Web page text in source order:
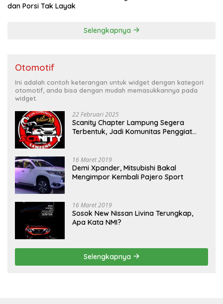
dan Porsi Tak Layak
Selengkapnya
Otomotif
Ini adalah contoh keterangan untuk widget dengan kategori
otomotif, anda bisa dengan mudah memasukkannya pada
widget.
22 Februari 2025
Scanity Chapter Lampung Segera
Terbentuk, Jadi Komunitas Penggiat
16 Maret 2019
Demi Xpander, Mitsubishi Bakal
Mengimpor Kembali Pajero Sport
16 Maret 2019
Sosok New Nissan Livina Terungkap,
Apa Kata NMI?
Selengkapnya